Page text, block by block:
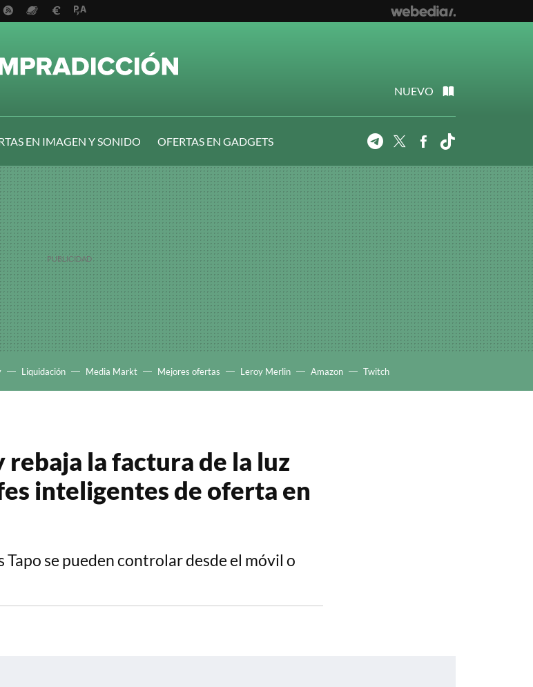
NUEVO
EN IMAGEN Y SONIDO
OFERTAS EN GADGETS
TelegramTwitterFacebook
Liquidación Media Markt Mejores ofertas Leroy Merlin Amazon Twitch
la factura de la luz
inteligentes de oferta en
se pueden controlar desde el móvil o